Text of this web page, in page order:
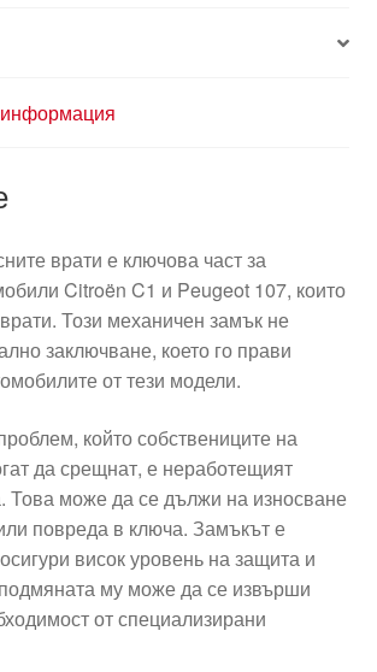
врати е ключова част за
Citroën C1 и Peugeot 107, които
Този механичен замък не
заключване, което го прави
от тези модели.
който собствениците на
да срещнат, е неработещият
Това може да се дължи на износване
повреда в ключа. Замъкът е
висок уровень на защита и
му може да се извърши
от специализирани